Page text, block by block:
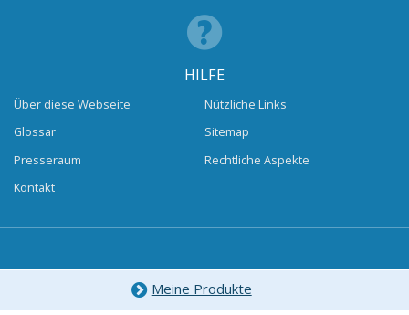
HILFE
Über diese Webseite
Glossar
Presseraum
Kontakt
Nützliche Links
Sitemap
Rechtliche Aspekte
Meine Produkte